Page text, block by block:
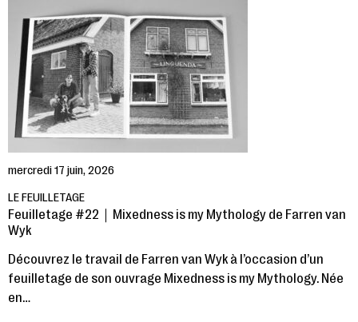
mercredi 17 juin, 2026
LE FEUILLETAGE
Feuilletage #22｜Mixedness is my Mythology de Farren van
Wyk
Découvrez le travail de Farren van Wyk à l’occasion d’un
feuilletage de son ouvrage Mixedness is my Mythology. Née
en…